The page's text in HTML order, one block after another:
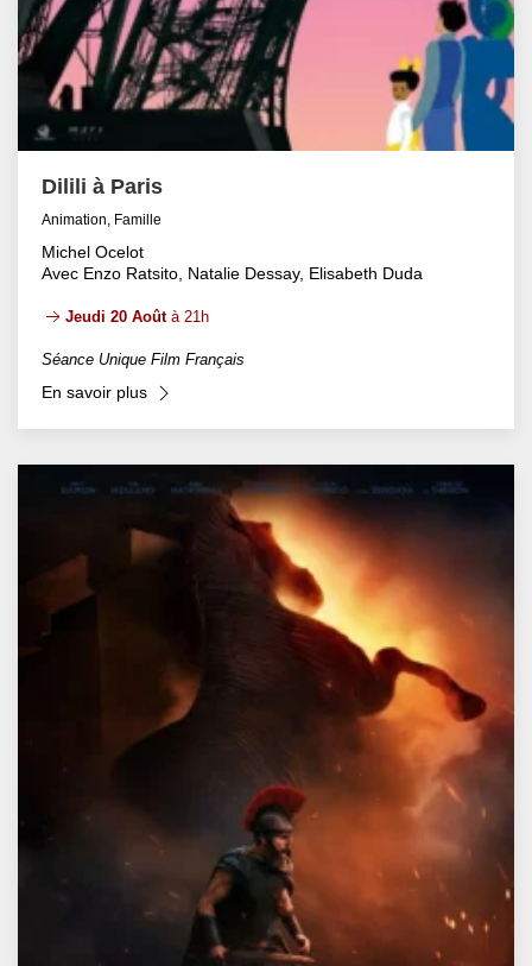
Dilili à Paris
Animation, Famille
Michel Ocelot
Avec Enzo Ratsito, Natalie Dessay, Elisabeth Duda
Jeudi 20 Aoûtà 21h
Séance Unique Film Français
En savoir plus